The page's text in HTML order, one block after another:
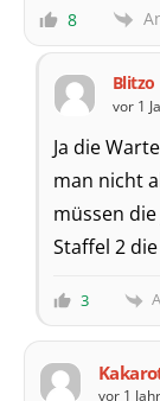
8
Blitzo
vor 1
Ja die
man nicht
müssen
Staffel 2
3
vor 1 Jahr